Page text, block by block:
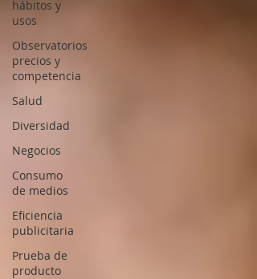
hábitos y
usos
Observatorios
precios y
competencia
Salud
Diversidad
Negocios
Consumo
de medios
Eficiencia
publicitaria
Prueba de
producto